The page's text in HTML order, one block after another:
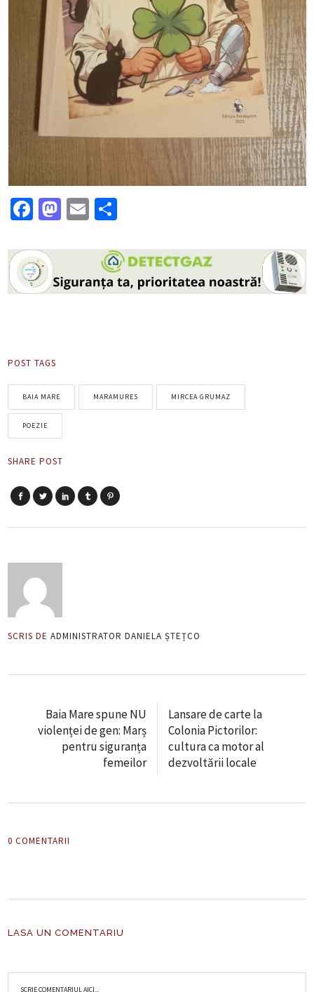
Facebook
Mastodon
Email
POST TAGS
BAIA MARE MARAMURES MIRCEA GRUMAZ
POEZIE
SHARE POST
SCRIS DE ADMINISTRATOR DANIELA ȘTEȚCO
Baia Mare spune NU
violenței de gen: Marș
pentru siguranța
femeilor
Lansare de carte la
Colonia Pictorilor:
cultura ca motor al
dezvoltării locale
0 COMENTARII
LASA UN COMENTARIU